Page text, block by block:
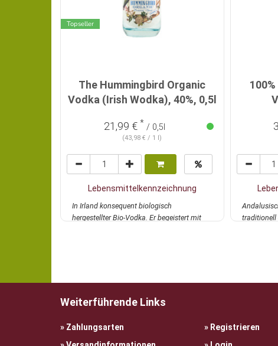
Topseller
The Hummingbird Organic
Vodka (Irish Wodka), 40%, 0,5l
21,99 € * / 0,5l
(43,98 € / 1 l)
Lebensmittelkennzeichnung
In Irland konsequent biologisch
hergestellter Bio-Vodka. Er begeistert mit
traditionell
Weiterführende Links
Zahlungsarten
Registrieren